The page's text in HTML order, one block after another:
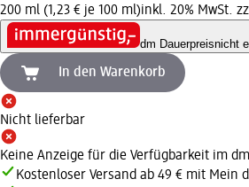
200 ml (1,23 € je 100 ml)inkl. 20% MwSt.
dm Dauerpreisnicht
In den Warenkorb
Nicht lieferbar
Keine Anzeige für die Verfügbarkeit im
Kostenloser Versand ab 49 € mit Mein